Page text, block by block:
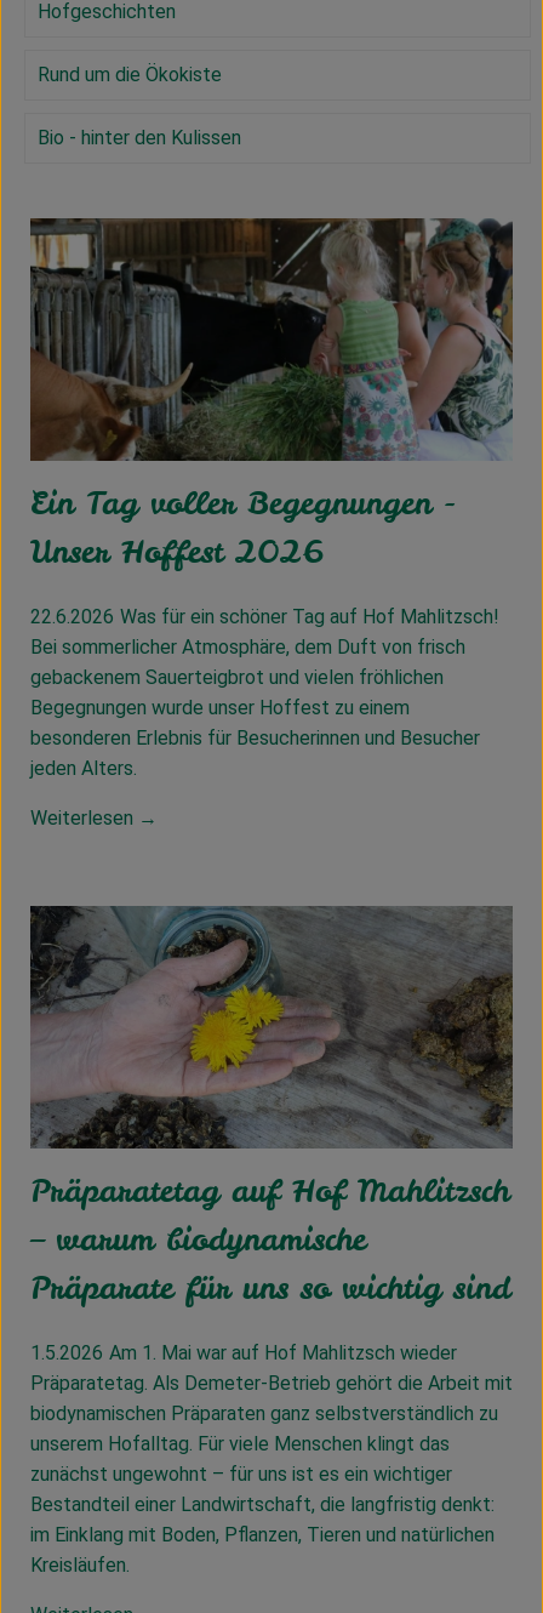
Kühltheke
Vorratskammer
Getränke
Über uns
Lieferservice
Neues vom Hof
Blog
Hofgeschichten
Rund um die Ökokiste
Bio - hinter den Kulissen
Ein Tag voller Begegnungen -
Unser Hoffest 2026
22.6.2026 Was für ein schöner Tag auf Hof Mahlitzsch!
Bei sommerlicher Atmosphäre, dem Duft von frisch
gebackenem Sauerteigbrot und vielen fröhlichen
Begegnungen wurde unser Hoffest zu einem
besonderen Erlebnis für Besucherinnen und Besucher
jeden Alters.
Weiterlesen →
Präparatetag auf Hof Mahlitzsch
– warum biodynamische
Präparate für uns so wichtig sind
1.5.2026 Am 1. Mai war auf Hof Mahlitzsch wieder
Präparatetag. Als Demeter-Betrieb gehört die Arbeit mit
biodynamischen Präparaten ganz selbstverständlich zu
unserem Hofalltag. Für viele Menschen klingt das
zunächst ungewohnt – für uns ist es ein wichtiger
Bestandteil einer Landwirtschaft, die langfristig denkt:
im Einklang mit Boden, Pflanzen, Tieren und natürlichen
Kreisläufen.